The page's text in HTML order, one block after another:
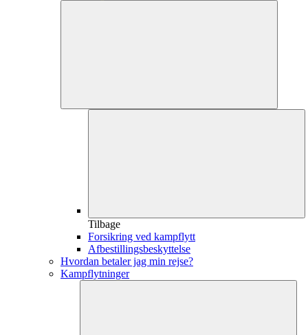
Tilbage
Forsikring ved kampflytt
Afbestillingsbeskyttelse
Hvordan betaler jag min rejse?
Kampflytninger